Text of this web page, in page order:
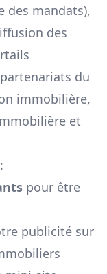
des mandats),
des
du
immobilière,
et
pour être
publicité sur